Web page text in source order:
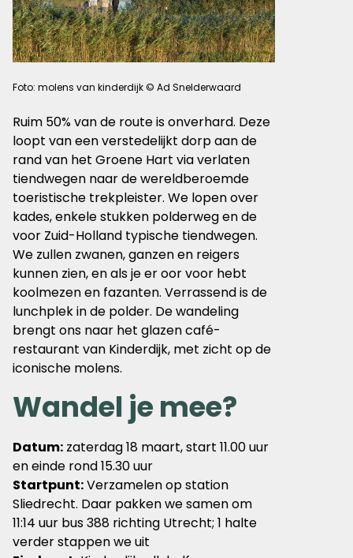
Foto: molens van kinderdijk © Ad Snelderwaard
Ruim 50% van de route is onverhard. Deze
loopt van een verstedelijkt dorp aan de
rand van het Groene Hart via verlaten
tiendwegen naar de wereldberoemde
toeristische trekpleister. We lopen over
kades, enkele stukken polderweg en de
voor Zuid-Holland typische tiendwegen.
We zullen zwanen, ganzen en reigers
kunnen zien, en als je er oor voor hebt
koolmezen en fazanten. Verrassend is de
lunchplek in de polder. De wandeling
brengt ons naar het glazen café-
restaurant van Kinderdijk, met zicht op de
iconische molens.
Wandel je mee?
Datum: zaterdag 18 maart, start 11.00 uur
en einde rond 15.30 uur
Startpunt:Verzamelen op station
Sliedrecht. Daar pakken we samen om
11:14 uur bus 388 richting Utrecht; 1 halte
verder stappen we uit